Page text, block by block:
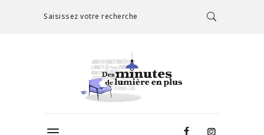
Saisissez votre recherche